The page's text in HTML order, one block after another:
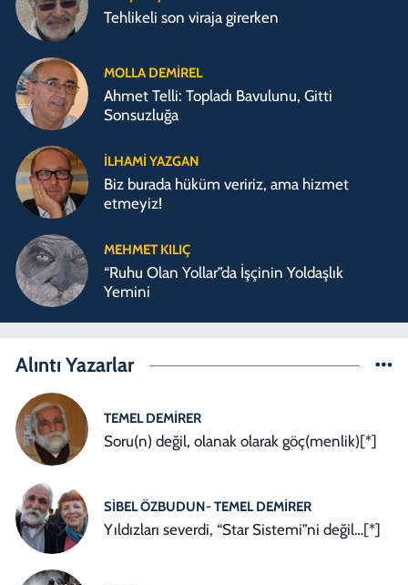
Tehlikeli son viraja girerken
MOLLA DEMIREL
Ahmet Telli: Topladı Bavulunu, Gitti
Sonsuzluğa
İLHAMI YAZGAN
Biz burada hüküm veririz, ama hizmet
etmeyiz!
MEHMET KILIÇ
“Ruhu Olan Yollar”da İşçinin Yoldaşlık
Yemini
Alıntı Yazarlar
TEMEL DEMIRER
Soru(n) değil, olanak olarak göç(menlik)[*]
SIBEL ÖZBUDUN- TEMEL DEMIRER
Yıldızları severdi, “Star Sistemi”ni değil…[*]